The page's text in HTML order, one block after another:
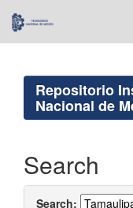
navigation
Repositorio
Nacional de
Search
Search: